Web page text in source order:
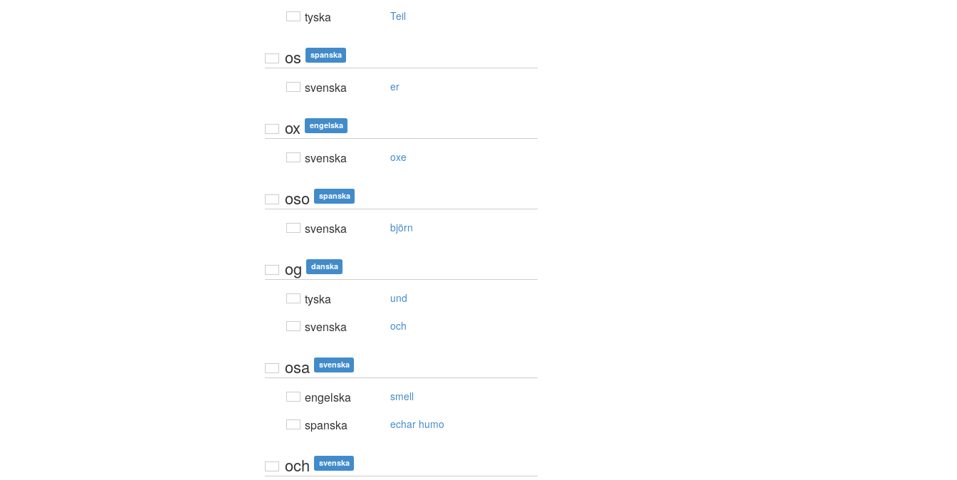
tyska Teil
os spanska
svenska er
ox engelska
svenska oxe
oso spanska
svenska björn
og danska
tyska und
svenska och
osa svenska
engelska smell
spanska echar humo
och svenska